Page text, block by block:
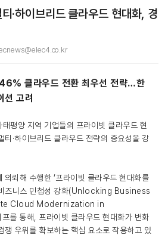
·하이브리드 클라우드 현대화, 경
클라우드 전환 최우선 전략…한
고려
평양 지역 기업들의 프라이빗 클라우드 현
티·하이브리드 클라우드 전략의 중요성을 강
뢰해 수행한 ‘프라이빗 클라우드 현대화를
즈니스 민첩성 강화(Unlocking Business
Cloud Modernization in
를 통해, 프라이빗 클라우드 현대화가 변화
쟁 우위를 확보하는 핵심 요소로 작용하고 있